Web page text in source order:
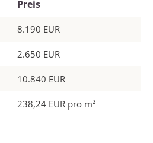
Preis
8.190 EUR
2.650 EUR
10.840 EUR
238,24 EUR pro m²